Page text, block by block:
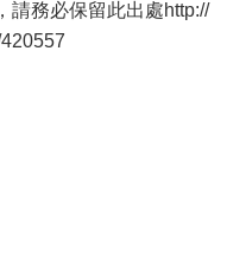
請務必保留此出處http://